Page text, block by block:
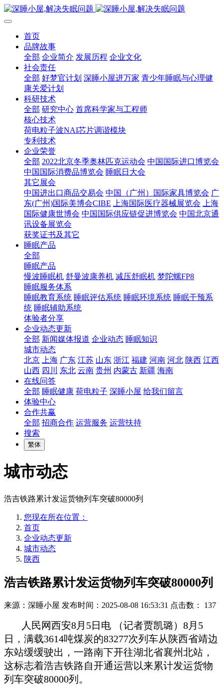
首页
品牌故事
全部 企业简介 发展历程 企业文化
社会责任
全部 好梦官计划 深睡小屋进万家 青少年睡眠与心理健
康关爱计划
科研技术
全部 研究中心 首席科学家与工程师
核心技术
荷电粒子波NAI芯片调谐模块
专利技术
企业荣誉
全部 2022北京冬季奥林匹克运动会 中国国际进口博览会
中国国际消费品博览会 睡眠日大会
其它展会
中国进出口商品交易会 中国（广州）国际家具博览会 广
东(广州)国际美博会CIBE
上海国际医疗器械展览会
上海
国际健康世博会 中国国际供应链促进博览会 中国北京通
讯设备展览会
获奖证书及其它
睡眠产品
全部
睡眠产品
慢波睡眠机 舒曼波康养机 减压舒眠机 梦陀螺FP8
睡眠服务体系
睡眠教育系统 睡眠评估系统 睡眠环境系统 睡眠干预系
统 睡眠辅助系统
体验者分享
企业动态更新
全部 新闻媒体报道 企业动态 睡眠知识
城市动态
北京
上海 广东 江苏 山东 浙江 福建 河南 河北 陕西 江西
山西 四川 东北 云南 贵州 内蒙古 新疆 海南
在线问答
全部 睡眠健康 荷电粒子 深睡小屋 给我们留言
体验中心
合作共赢
全部 招商合作 运营服务 运营扶持
搜索
繁体
城市动态
浩吉铁路累计发运货物列车突破80000列
您现在所在位置：
首页
企业动态更新
城市动态
陕西
浩吉铁路累计发运货物列车突破80000列
来源：深睡小屋 发布时间：2025-08-08 16:53:31 点击数： 137
人民网西安8月5日电 （记者贾凯璐）8月5
日，满载3614吨煤炭的83277次列车从陕西省靖边
东站缓缓驶出，一路南下开往湖北省襄州北站，
这标志着浩吉铁路自开通运营以来累计发运货物
列车突破80000列。